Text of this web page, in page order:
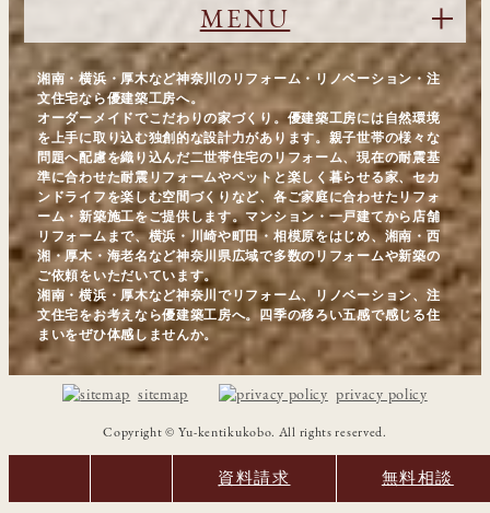
資料請求 無料相談
MENU
湘南・横浜・厚木など神奈川のリフォーム・リノベーション・注
文住宅なら優建築工房へ。
オーダーメイドでこだわりの家づくり。優建築工房には自然環境
を上手に取り込む独創的な設計力があります。親子世帯の様々な
問題へ配慮を織り込んだ二世帯住宅のリフォーム、現在の耐震基
準に合わせた耐震リフォームやペットと楽しく暮らせる家、セカ
ンドライフを楽しむ空間づくりなど、各ご家庭に合わせたリフォ
ーム・新築施工をご提供します。マンション・一戸建てから店舗
リフォームまで、横浜・川崎や町田・相模原をはじめ、湘南・西
湘・厚木・海老名など神奈川県広域で多数のリフォームや新築の
ご依頼をいただいています。
湘南・横浜・厚木など神奈川でリフォーム、リノベーション、注
文住宅をお考えなら優建築工房へ。四季の移ろい五感で感じる住
まいをぜひ体感しませんか。
sitemap privacy policy
Copyright © Yu-kentikukobo. All rights reserved.